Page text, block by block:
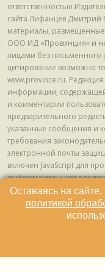
ответственностью
сайта Лифанцев Дмитрий
материалы, размещенные
ООО ИД «Провинция» и
лицами без письменного
цитирование возможно
www.province.ru. Редакция
информации,
и комментарии
предварительного
указанные сообщения и
требования
электронной почты
включен JavaScript для
информационном
технологии
информации на основе
относящихся к
находящихся на
Оставаясь на
политикой